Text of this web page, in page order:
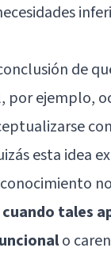
de
por ejemplo,
esta idea
tales
o